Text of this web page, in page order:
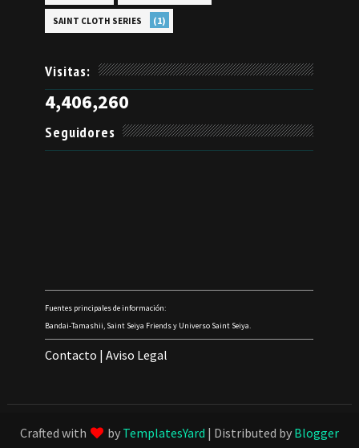
SAINT CLOTH SERIES (1)
Visitas:
4,406,260
Seguidores
Fuentes principales de información:
Bandai-Tamashii, Saint Seiya Friends y Universo Saint Seiya.
Contacto |Aviso Legal
Crafted with by TemplatesYard | Distributed by Blogger